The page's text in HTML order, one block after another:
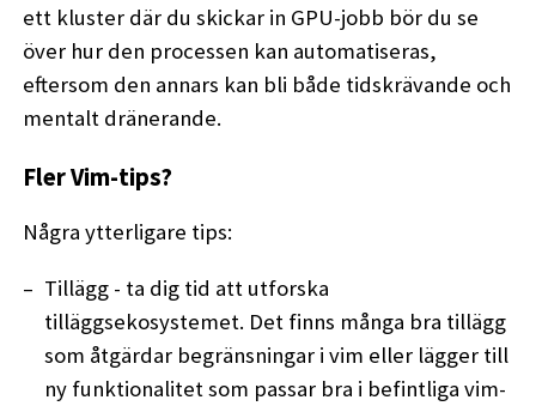
ett kluster där du skickar in GPU-jobb bör du se
över hur den processen kan automatiseras,
eftersom den annars kan bli både tidskrävande och
mentalt dränerande.
Fler Vim-tips?
Några ytterligare tips:
Tillägg - ta dig tid att utforska
tilläggsekosystemet. Det finns många bra tillägg
som åtgärdar begränsningar i vim eller lägger till
ny funktionalitet som passar bra i befintliga vim-